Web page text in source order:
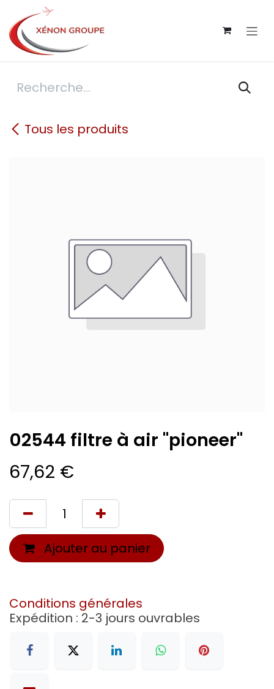
Se rendre au contenu
Tous les produits
02544 filtre à air "pioneer"
67,62 €
Ajouter au panier
Conditions générales
Expédition : 2-3 jours ouvrables